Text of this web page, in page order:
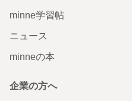
minne学習帖
ニュース
minneの本
企業の方へ